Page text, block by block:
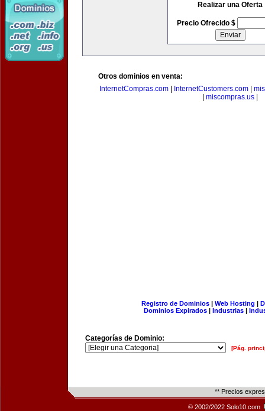
Realizar una Oferta
Precio Ofrecido $
Otros dominios en venta:
InternetCompras.com
InternetCustomers.com
miscompras.us
Registro de Dominios| Web Hosting |
Dominios Expirados | Industrias |
Categorías de Dominio:
[Pág.
** Precios
© 2002/2022 Solo10.com